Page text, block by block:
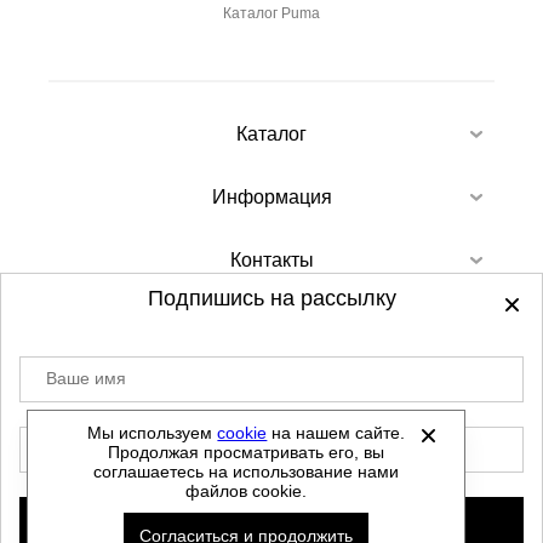
Каталог Puma
Каталог
Информация
Контакты
©2012-2026 - Sellgroup.ru - все права
защищены.
Данный сайт не является интернет магазином и
не является публичной офертой.
Политика обработки персональных данных
Мы используемcookie на нашем сайте.
Продолжая просматривать его, вы
соглашаетесь на использование нами
файлов cookie.
Согласиться и продолжить
Подпишись на рассылку
Ваше имя